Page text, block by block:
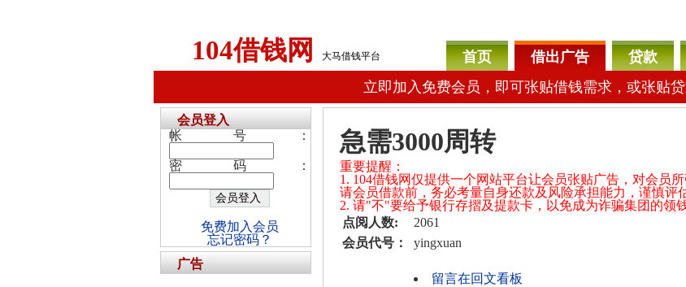
104借钱网 大马借钱平台 首页 借出广告 贷款
立即加入免费会员，即可张贴借钱需求，或张贴
急需3000周转
重要提醒：
1. 104借钱网仅提供一个网站平台让会员张贴广告，对会员
请会员借款前，务必考量自身还款及风险承担能力，谨慎评
2. 请"不"要给予银行存摺及提款卡，以免成为诈骗集团的领
点阅人数:
2061
会员代号：
yingxuan
留言在回文看板
会员登入
帐号：
密码：
免费加入会员
忘记密码？
广告